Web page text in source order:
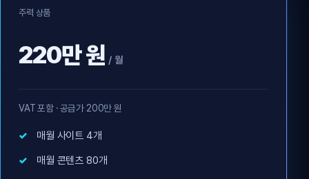
주력 상품
220만 원 / 월
VAT 포함 · 공급가 200만 원
매월 사이트 4개
매월 콘텐츠 80개